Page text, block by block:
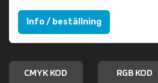
Info / beställning
CMYK KOD RGB KOD